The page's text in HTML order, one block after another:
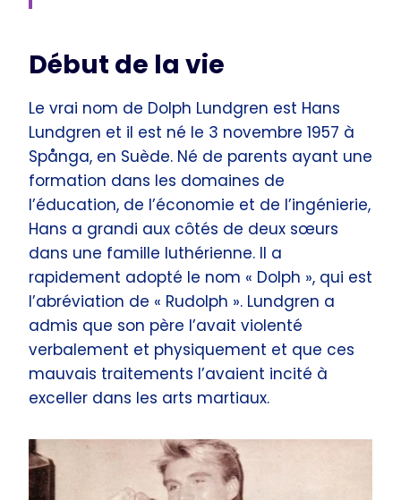
Début de la vie
Le vrai nom de Dolph Lundgren est Hans
Lundgren et il est né le 3 novembre 1957 à
Spånga, en Suède. Né de parents ayant une
formation dans les domaines de
l’éducation, de l’économie et de l’ingénierie,
Hans a grandi aux côtés de deux sœurs
dans une famille luthérienne. Il a
rapidement adopté le nom « Dolph », qui est
l’abréviation de « Rudolph ». Lundgren a
admis que son père l’avait violenté
verbalement et physiquement et que ces
mauvais traitements l’avaient incité à
exceller dans les arts martiaux.